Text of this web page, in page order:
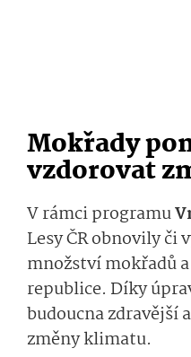
Mokřady
vzdorovat
V rámci programu
Lesy ČR obnovily či
množství mokřadů
republice. Díky
budoucna zdravější
změny klimatu.